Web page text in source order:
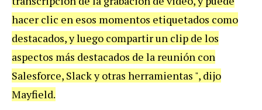
hacer clic en esos momentos etiquetados como
destacados, y luego compartir un clip de los
aspectos más destacados de la reunión con
Salesforce, Slack y otras herramientas ", dijo
Mayfield.